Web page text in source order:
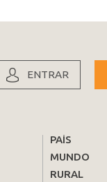
ENTRAR
PAÍS
MUNDO
RURAL